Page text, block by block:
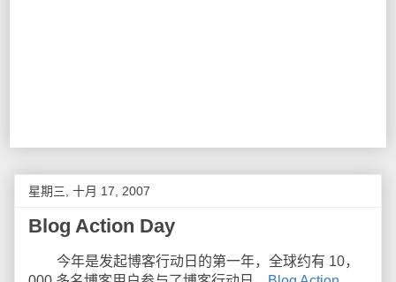
星期三, 十月 17, 2007
Blog Action Day
今年是发起博客行动日的第一年，全球约有 10，